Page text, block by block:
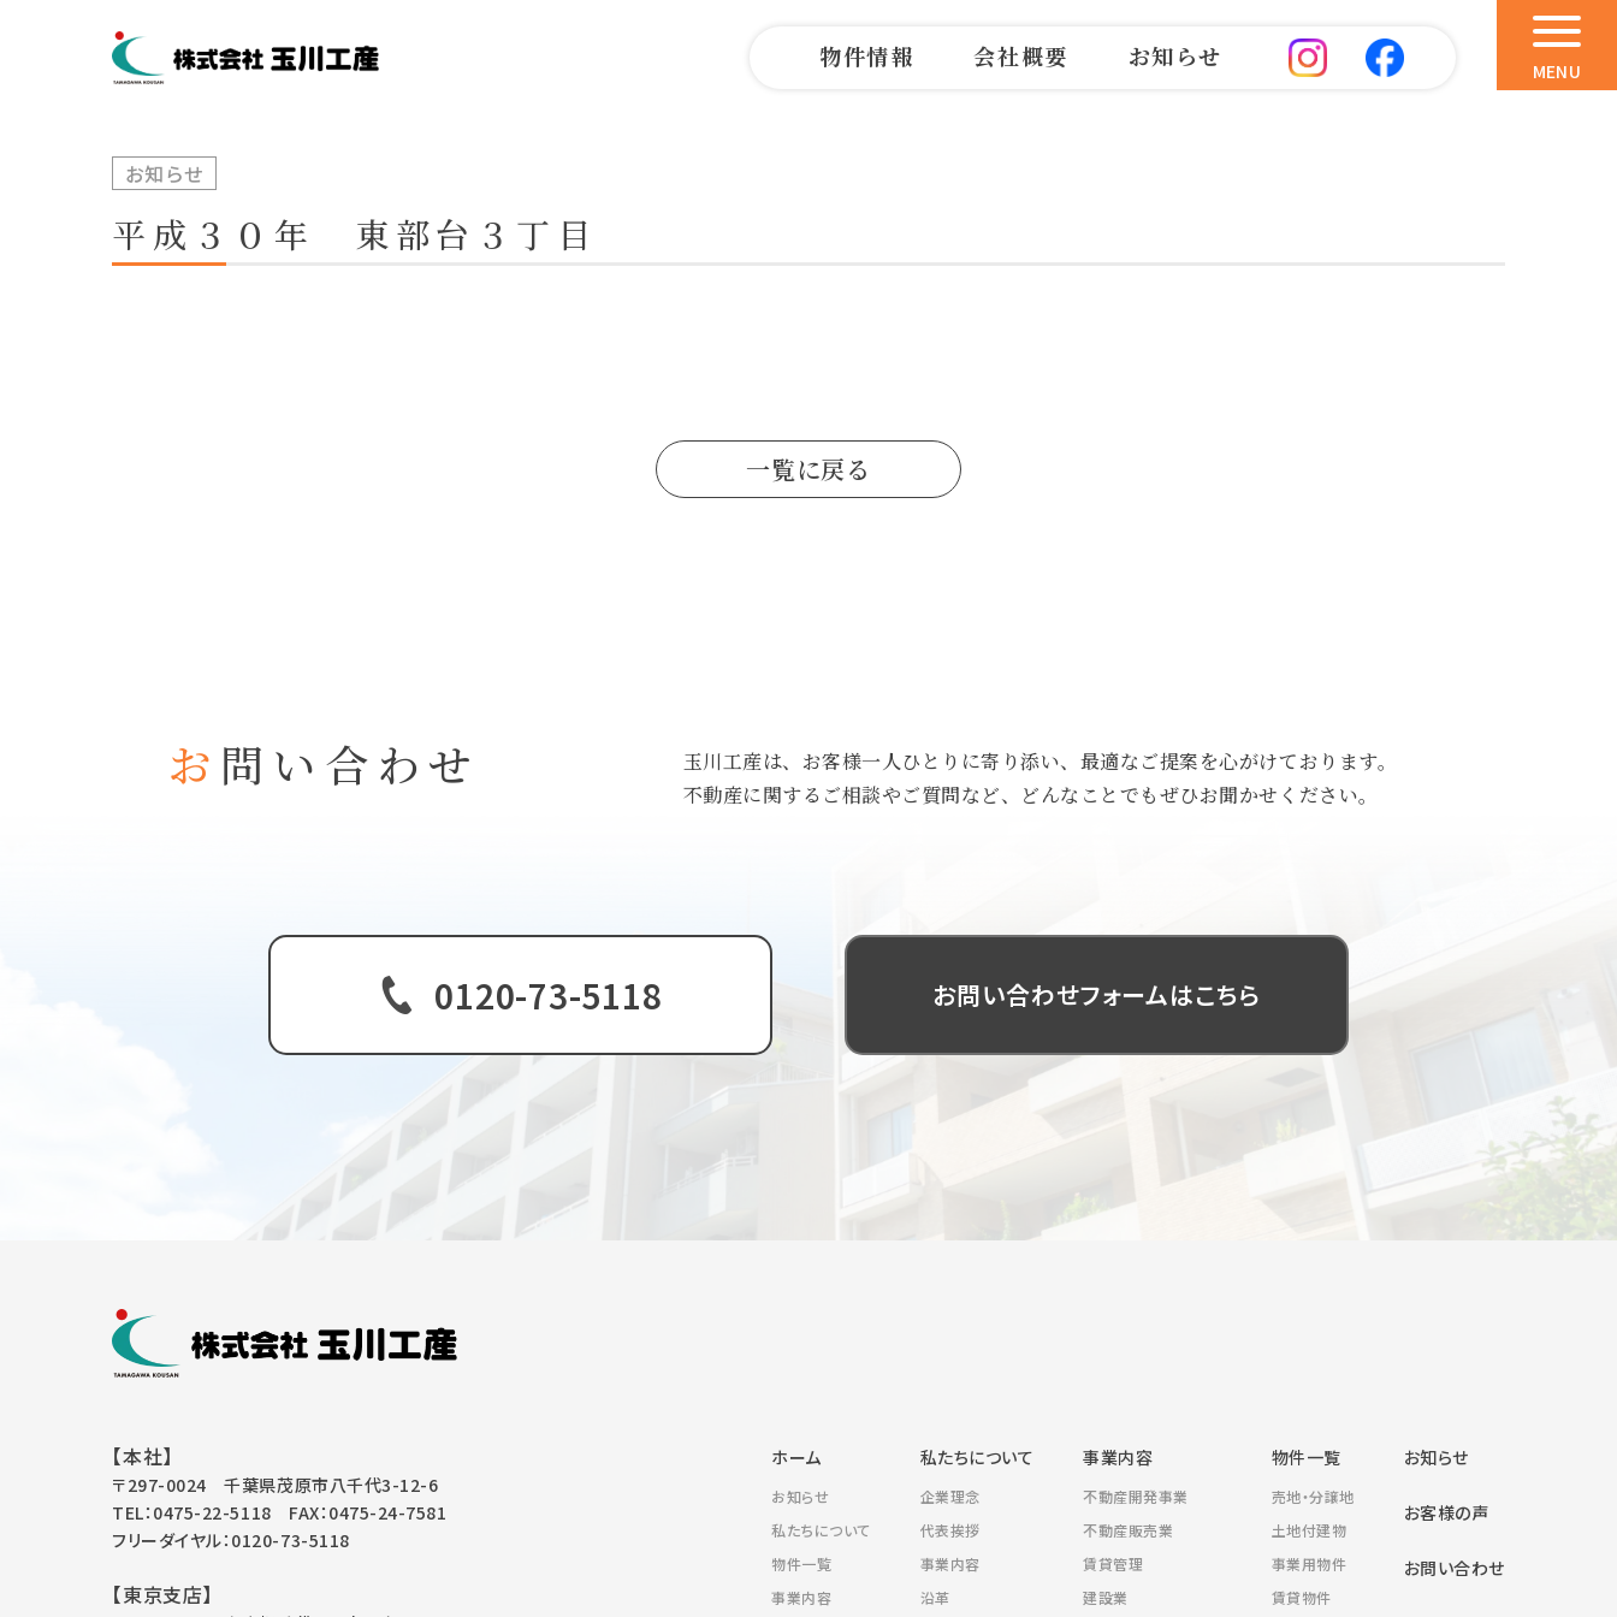
物件情報 会社概要 お知らせ MENU
事業内容
お客様の声
お知らせ
お問い合わせ
お知らせ
平成３０年 東部台３丁目
一覧に戻る
お 問い合わせ
玉川工産は、お客様一人ひとりに寄り添い、最適なご提案を心がけております。
不動産に関するご相談やご質問など、どんなことでもぜひお聞かせください。
0120-73-5118 お問い合わせフォームはこちら
【本社】
〒297-0024 千葉県茂原市八千代3-12-6
TEL：0475-22-5118 FAX：0475-24-7581
フリーダイヤル：0120-73-5118
【東京支店】
ホーム
お知らせ
私たちについて
物件一覧
事業内容
私たちについて
企業理念
代表挨拶
事業内容
沿革
事業内容
不動産開発事業
不動産販売業
賃貸管理
建設業
物件一覧
売地・分譲地
土地付建物
事業用物件
賃貸物件
お知らせ
お客様の声
お問い合わせ